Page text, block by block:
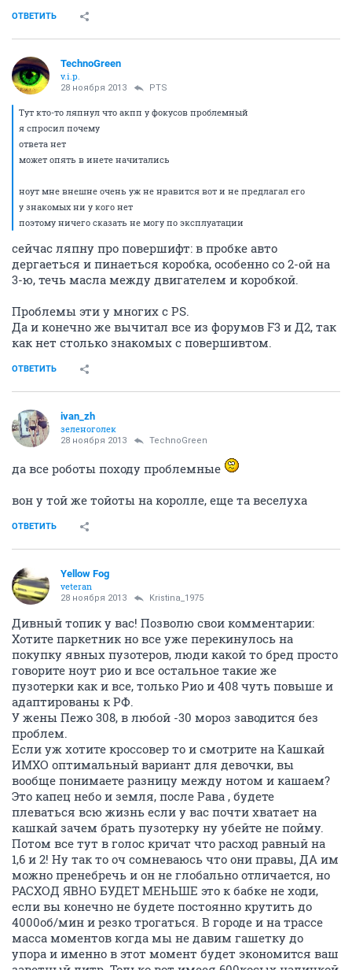
ОТВЕТИТЬ
TechnoGreen
v.i.p.
28 ноября 2013 PTS
Тут кто-то ляпнул что акпп у фокусов проблемный
я спросил почему
ответа нет
может опять в инете начитались
ноут мне внешне очень уж не нравится вот и не предлагал его
у знакомых ни у кого нет
поэтому ничего сказать не могу по эксплуатации
сейчас ляпну про повершифт: в пробке авто
дергаеться и пинаеться коробка, особенно со 2-ой на
3-ю, течь масла между двигателем и коробкой.
Проблемы эти у многих c PS.
Да и конечно же вычитал все из форумов F3 и Д2, так
как нет столько знакомых с повершивтом.
ОТВЕТИТЬ
ivan_zh
зеленоголек
28 ноября 2013 TechnoGreen
да все роботы походу проблемные
вон у той же тойоты на королле, еще та веселуха
ОТВЕТИТЬ
Yellow Fog
veteran
28 ноября 2013 Kristina_1975
Дивный топик у вас! Позволю свои комментарии:
Хотите паркетник но все уже перекинулось на
покупку явных пузотеров, люди какой то бред просто
говорите ноут рио и все остальное такие же
пузотерки как и все, только Рио и 408 чуть повыше и
адаптированы к РФ.
У жены Пежо 308, в любой -30 мороз заводится без
проблем.
Если уж хотите кроссовер то и смотрите на Кашкай
ИМХО оптимальный вариант для девочки, вы
вообще понимаете разницу между нотом и кашаем?
Это капец небо и земля, после Рава , будете
плеваться всю жизнь если у вас почти хватает на
кашкай зачем брать пузотерку ну убейте не пойму.
Потом все тут в голос кричат что расход равный на
1,6 и 2! Ну так то оч сомневаюсь что они правы, ДА им
можно пренебречь и он не глобально отличается, но
РАСХОД ЯВНО БУДЕТ МЕНЬШЕ это к бабке не ходи,
если вы конечно не будете постоянно крутить до
4000об/мин и резко трогаться. В городе и на трассе
масса моментов когда мы не давим гашетку до
упора и именно в этот момент будет экономится ваш